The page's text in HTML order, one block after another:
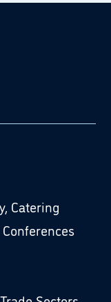
Catering